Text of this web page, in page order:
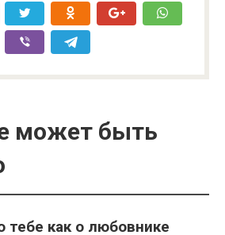
может быть
тебе как о любовнике